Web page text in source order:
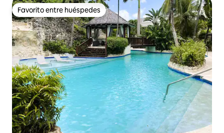
Favorito entre huéspedes
Favorito entre huéspedes